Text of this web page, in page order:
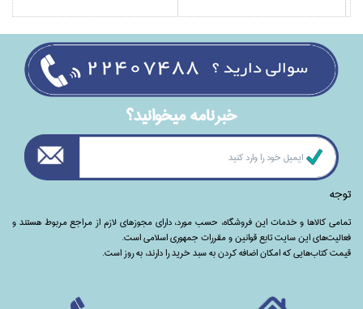
خبرنامه ميخوانيد؟
توجه
تمامی‌ کالاها و خدمات این فروشگاه، حسب مورد،‌ دارای مجوزهای لازم از مراجع مربوط هستند ‌و‌‌
فعالیت‌های این سایت تابع قوانین و مقررات جمهوری اسلامی است.
قیمت کتاب‌هایی که امکان اضافه کردن به سبد خرید را دارند،‌ به روز است.